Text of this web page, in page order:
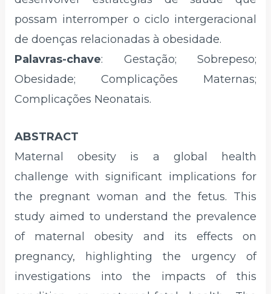
possam interromper o ciclo intergeracional
de doenças relacionadas à obesidade.
Palavras-chave: Gestação; Sobrepeso;
Obesidade; Complicações Maternas;
Complicações Neonatais.
ABSTRACT
Maternal obesity is a global health
challenge with significant implications for
the pregnant woman and the fetus. This
study aimed to understand the prevalence
of maternal obesity and its effects on
pregnancy, highlighting the urgency of
investigations into the impacts of this